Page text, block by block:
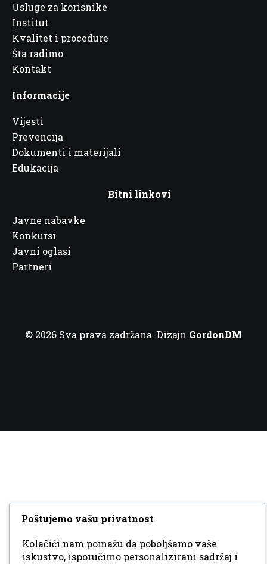
Usluge za korisnike
Institut
Kvalitet i procedure
Šta radimo
Kontakt
Informacije
Vijesti
Prevencija
Dokumenti i materijali
Edukacija
Bitni linkovi
Javne nabavke
Konkursi
Javni oglasi
Partneri
© 2026 Sva prava zadržana. Dizajn GordonDM
Poštujemo vašu privatnost
Kolačići nam pomažu da poboljšamo vaše
iskustvo, isporučimo personalizirani sadržaj i